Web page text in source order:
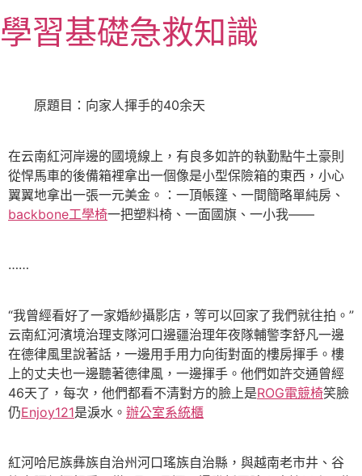
至
主
學習基礎急救知識
原題目：向家人揮手的40余天
在云南紅河岸邊的國境線上，有良多如許的執勤點牛土豪則
從悍馬車的後備箱裡拿出一個像是小型保險箱的東西，小心
翼翼地拿出一張一元美金。：一頂帳篷、一間簡略單純房、
backbone工學椅一把塑料椅、一面國旗、一小我——
……
“我曾經看好了一家婚紗攝影店，等可以回家了我們就往拍。”
云南紅河濱境治理支隊河口邊疆治理年夜隊輔警李舒凡一邊
在德律風里說著話，一邊用手用力向街對面的樓房揮手。樓
上的丈夫也一邊聽著德律風，一邊揮手。他們如許交通曾經
46天了，每次，他們都看不清對方的臉上是ROG電競椅笑臉
仍Enjoy121是淚水。 辦公室系統櫃
紅河哈尼族彝族自治州河口瑤族自治縣，與越南老市井、谷